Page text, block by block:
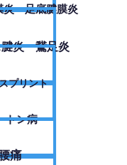
炎・足底腱膜炎
炎・鵞足炎
プリント
トン病
痛